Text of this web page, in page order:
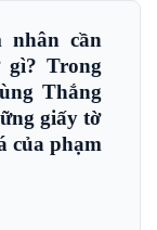
nhân cần
gì? Trong
Thắng
giấy tờ
của phạm